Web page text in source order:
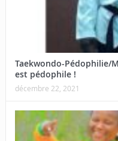
Taekwondo-Pédophilie/
est pédophile !
décembre 22, 2021